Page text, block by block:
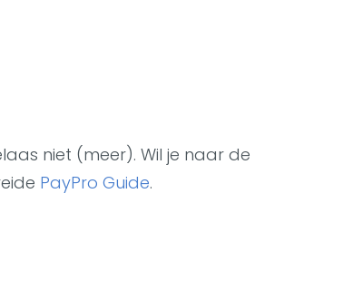
niet (meer). Wil je naar de
PayPro Guide.